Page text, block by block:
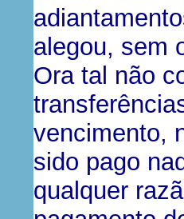
alegou, sem
Ora tal não
vencimento,
sido pago
qualquer